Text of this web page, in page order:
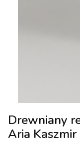
Drewniany
Aria Kaszmir